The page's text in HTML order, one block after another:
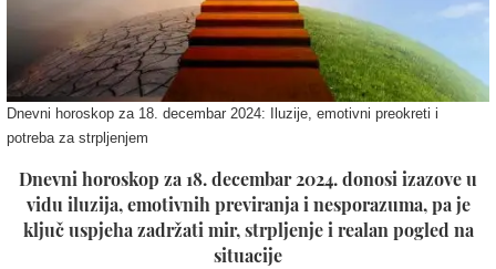
Dnevni horoskop za 18. decembar 2024: Iluzije, emotivni preokreti i
potreba za strpljenjem
Dnevni horoskop za 18. decembar 2024. donosi izazove u
vidu iluzija, emotivnih previranja i nesporazuma, pa je
ključ uspjeha zadržati mir, strpljenje i realan pogled na
situacije